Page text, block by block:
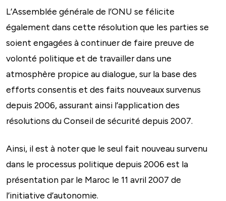
L’Assemblée générale de l’ONU se félicite
également dans cette résolution que les parties se
soient engagées à continuer de faire preuve de
volonté politique et de travailler dans une
atmosphère propice au dialogue, sur la base des
efforts consentis et des faits nouveaux survenus
depuis 2006, assurant ainsi l’application des
résolutions du Conseil de sécurité depuis 2007.
Ainsi, il est à noter que le seul fait nouveau survenu
dans le processus politique depuis 2006 est la
présentation par le Maroc le 11 avril 2007 de
l’initiative d’autonomie.